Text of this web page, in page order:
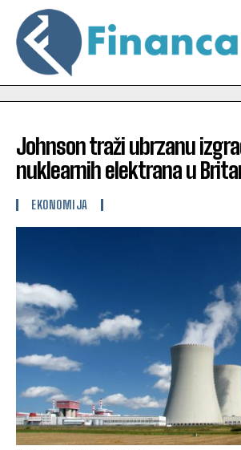
Johnson traži ubrzanu
nuklearnih elektrana u
EKONOMIJA